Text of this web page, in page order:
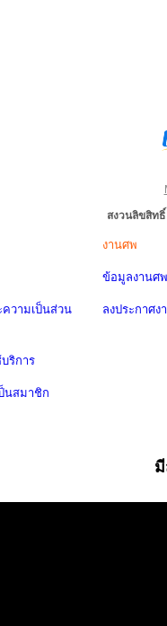
สงวนลิขสิท
วามเป็นส่วน
ริการ
นสมาชิก
งานศพ
ข้อมูลงานศพ
ลงประกาศง